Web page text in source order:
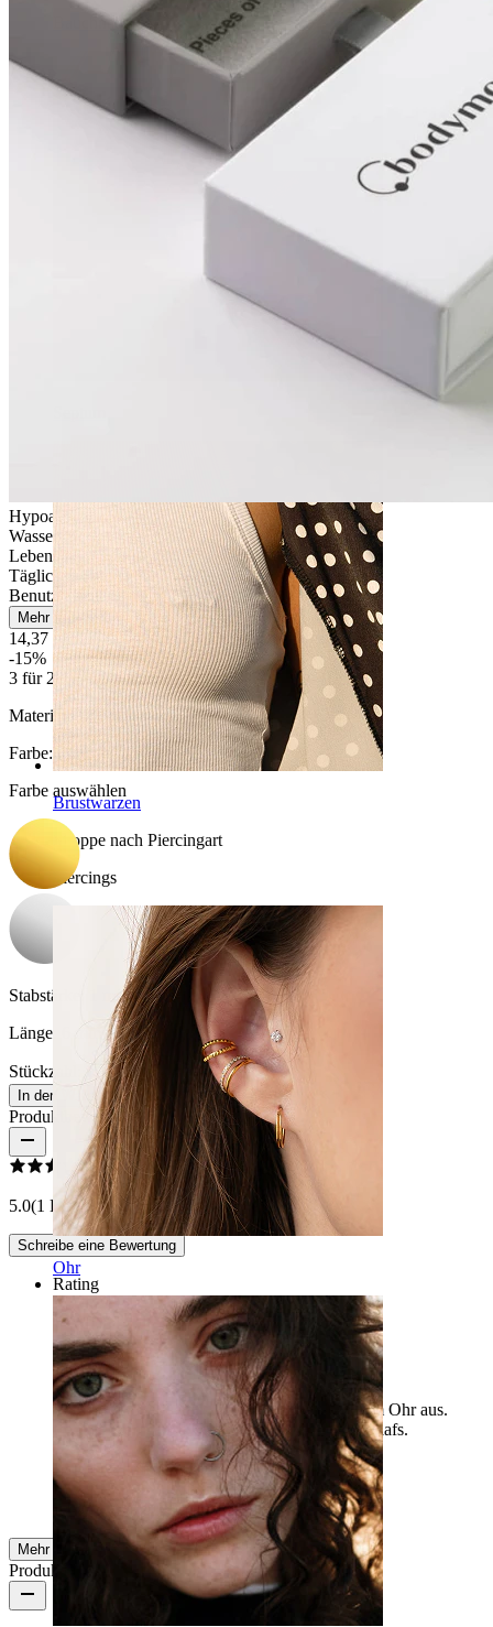
Bauchnabel
Brustwarzen
Shoppe nach Piercingart
Piercings
Ohr
Hypoallergen
Wasserfest
Lebenslange Haltbarkeit
Tägliches Tragen
Benutzerfreundlich
Mehr lesen
14,37 € 16,90 €
-15%
3 für 2
Material:
Titanium
Farbe:
Farbe auswählen
Stabstärke:
1 mm
Länge:
Stückzahl: 1
Ändern
In den Warenkorb
Produktbewertungen
5.0(1 Bewertungen)
Schreibe eine Bewertung
Rating
Vereint Komfort mit Stil
Wunderschöne Details und sehen sehr schön im Ohr aus.
Bequem den ganzen Tag und während des Schlafs.
Laura Verifizierter Kauf
AI-Übersetzung Original anzeigen
Mehr ansehen
Produktqualität